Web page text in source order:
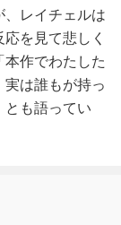
、レイチェルは
を見て悲しく
作でわたした
は誰もが持っ
とも語ってい